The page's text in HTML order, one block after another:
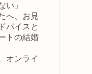
い」
へ、お見
バイスと
トの結婚
オンライ